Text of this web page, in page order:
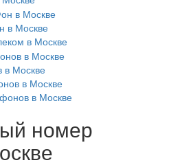
в Москве
в Москве
в Москве
в Москве
в Москве
в Москве
в Москве
номер